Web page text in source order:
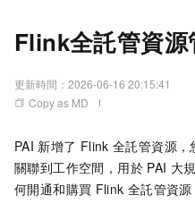
Flink全託管資源
更新時間： 2026-06-16 20:15:41
Copy as MD
PAI 新增了 Flink 全託管資源，
關聯到工作空間，用於 PAI 大
何開通和購買 Flink 全託管資源